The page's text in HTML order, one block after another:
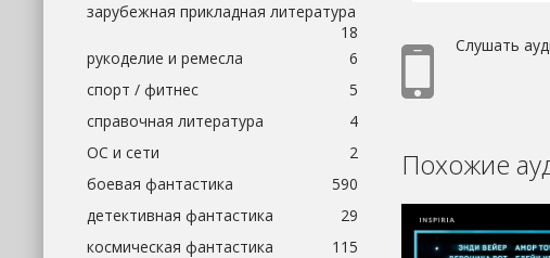
Слушать
Похожие
зарубежная прикладная литература
18
рукоделие и ремесла
6
спорт / фитнес
5
справочная литература
4
ОС и сети
2
боевая фантастика
590
детективная фантастика
29
космическая фантастика
115